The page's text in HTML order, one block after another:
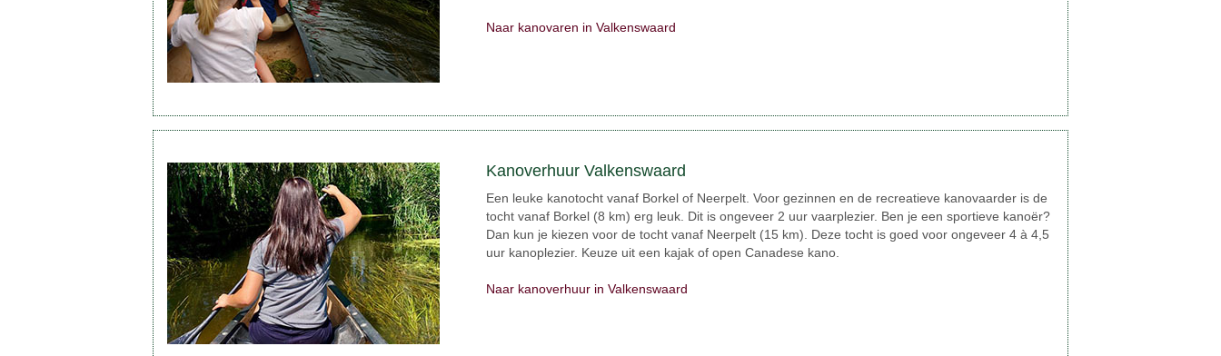
Naar kanovaren in Valkenswaard
Kanoverhuur Valkenswaard
Een leuke kanotocht vanaf Borkel of Neerpelt. Voor gezinnen en de recreatieve kanovaarder is de
tocht vanaf Borkel (8 km) erg leuk. Dit is ongeveer 2 uur vaarplezier. Ben je een sportieve kanoër?
Dan kun je kiezen voor de tocht vanaf Neerpelt (15 km). Deze tocht is goed voor ongeveer 4 à 4,5
uur kanoplezier. Keuze uit een kajak of open Canadese kano.
Naar kanoverhuur in Valkenswaard